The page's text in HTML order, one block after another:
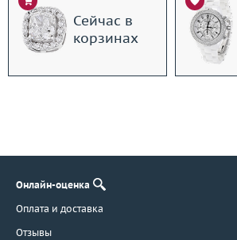
Сейчас в
корзинах
Онлайн-оценка
Оплата и доставка
Отзывы